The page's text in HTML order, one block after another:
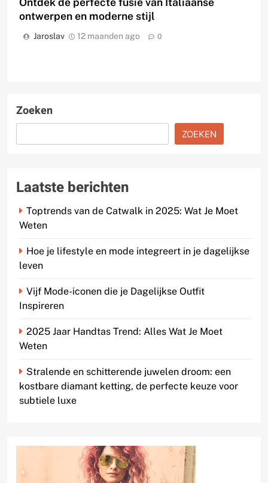
ontwerpen en moderne stijl
Jaroslav 12 maanden ago 0
Zoeken
ZOEKEN
Laatste berichten
Toptrends van de Catwalk in 2025: Wat Je Moet
Weten
Hoe je lifestyle en mode integreert in je dagelijkse
leven
Vijf Mode-iconen die je Dagelijkse Outfit
Inspireren
2025 Jaar Handtas Trend: Alles Wat Je Moet
Weten
Stralende en schitterende juwelen droom: een
kostbare diamant ketting, de perfecte keuze voor
subtiele luxe